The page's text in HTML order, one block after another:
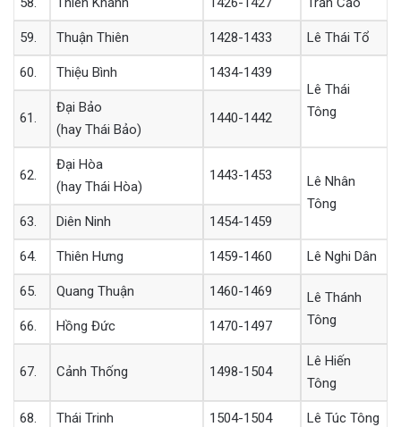
59. Thuận Thiên 1428-1433 Lê Thái Tổ
60. Thiệu Bình
1434-1439
Lê Thái
Tông
61.
Đại Bảo
(hay Thái Bảo)
1440-1442
62.
Đại Hòa
(hay Thái Hòa)
1443-1453
Lê Nhân
Tông
63.
Diên Ninh 1454-1459
64. Thiên Hưng 1459-1460 Lê Nghi Dân
65. Quang Thuận 1460-1469
Lê Thánh
Tông
66. Hồng Đức 1470-1497
67. Cảnh Thống 1498-1504
Lê Hiến
Tông
68. Thái Trinh 1504-1504 Lê Túc Tông